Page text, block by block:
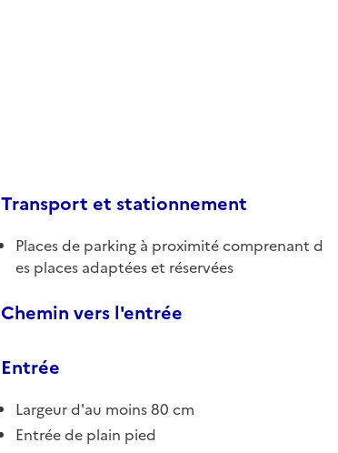
Transport et stationnement
Places de parking à proximité comprenant d
es places adaptées et réservées
Chemin vers l'entrée
Entrée
Largeur d'au moins 80 cm
Entrée de plain pied